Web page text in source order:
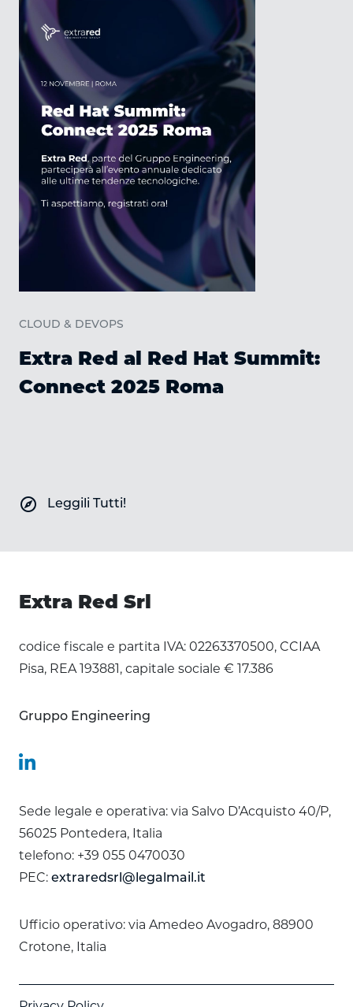
CLOUD & DEVOPS
Extra Red al Red Hat Summit:
Connect 2025 Roma
explore Leggili Tutti!
Extra Red Srl
codice fiscale e partita IVA: 02263370500, CCIAA
Pisa, REA 193881, capitale sociale € 17.386
Gruppo Engineering
Sede legale e operativa: via Salvo D’Acquisto 40/P,
56025 Pontedera, Italia
telefono: +39 055 0470030
PEC: extraredsrl@legalmail.it
Ufficio operativo: via Amedeo Avogadro, 88900
Crotone, Italia